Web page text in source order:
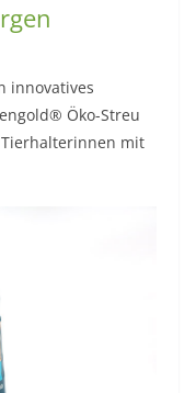
innovatives
Öko-Streu
mit